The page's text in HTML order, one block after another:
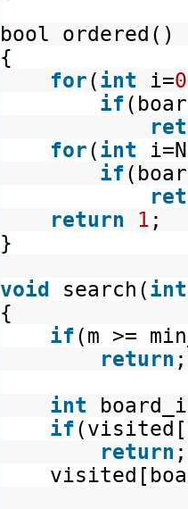
bool
{
for(int i=0
if
for(int
if
return
1 ;
}
void search(int
{
if(m >=
return
int
if
return